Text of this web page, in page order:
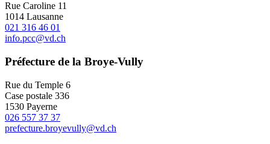
Rue Caroline 11
1014 Lausanne
021 316 46 01
info.pcc@vd.ch
Préfecture de la Broye-Vully
Rue du Temple 6
Case postale 336
1530 Payerne
026 557 37 37
prefecture.broyevully@vd.ch